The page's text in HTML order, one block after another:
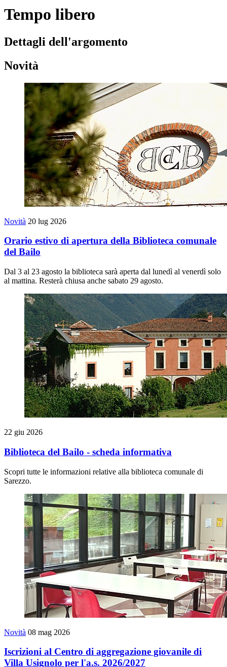
Tempo libero
Dettagli dell'argomento
Novità
Novità 20 lug 2026
Orario estivo di apertura della Biblioteca comunale
del Bailo
Dal 3 al 23 agosto la biblioteca sarà aperta dal lunedì al venerdì solo
al mattina. Resterà chiusa anche sabato 29 agosto.
22 giu 2026
Biblioteca del Bailo - scheda informativa
Scopri tutte le informazioni relative alla biblioteca comunale di
Sarezzo.
Novità 08 mag 2026
Iscrizioni al Centro di aggregazione giovanile di
Villa Usignolo per l'a.s. 2026/2027